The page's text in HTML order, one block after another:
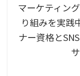
マーケティン
り組みを実践
ナー資格と